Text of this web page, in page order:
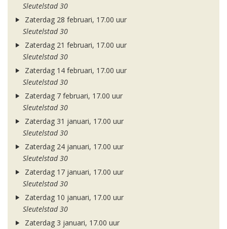
Sleutelstad 30
Zaterdag 28 februari, 17.00 uur
Sleutelstad 30
Zaterdag 21 februari, 17.00 uur
Sleutelstad 30
Zaterdag 14 februari, 17.00 uur
Sleutelstad 30
Zaterdag 7 februari, 17.00 uur
Sleutelstad 30
Zaterdag 31 januari, 17.00 uur
Sleutelstad 30
Zaterdag 24 januari, 17.00 uur
Sleutelstad 30
Zaterdag 17 januari, 17.00 uur
Sleutelstad 30
Zaterdag 10 januari, 17.00 uur
Sleutelstad 30
Zaterdag 3 januari, 17.00 uur